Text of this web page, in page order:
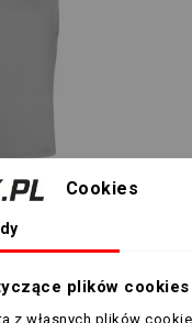
903219
Cookies
plików cookies
z własnych plików